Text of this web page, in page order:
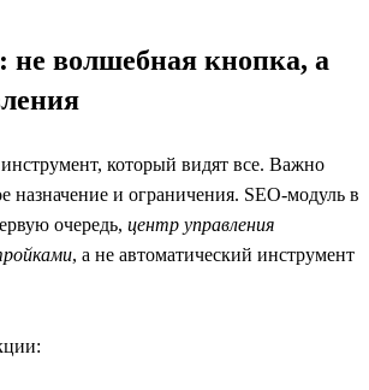
не волшебная кнопка, а
который видят все. Важно
назначение и ограничения. SEO-модуль в
очередь, центр управления
, а не автоматический инструмент